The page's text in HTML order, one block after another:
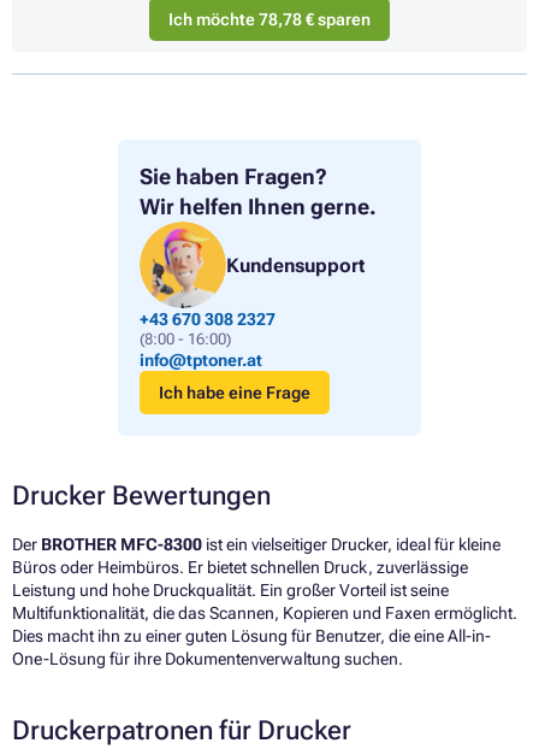
Sie haben Fragen?
Wir helfen Ihnen gerne.
Kundensupport
+43 670 308 2327
(8:00 - 16:00)
info@tptoner.at
Ich habe eine Frage
Ich möchte 78,78 € sparen
Drucker Bewertungen
Der BROTHER MFC-8300 ist ein vielseitiger Drucker, ideal für kleine
Büros oder Heimbüros. Er bietet schnellen Druck, zuverlässige
Leistung und hohe Druckqualität. Ein großer Vorteil ist seine
Multifunktionalität, die das Scannen, Kopieren und Faxen ermöglicht.
Dies macht ihn zu einer guten Lösung für Benutzer, die eine All-in-
One-Lösung für ihre Dokumentenverwaltung suchen.
Druckerpatronen für Drucker